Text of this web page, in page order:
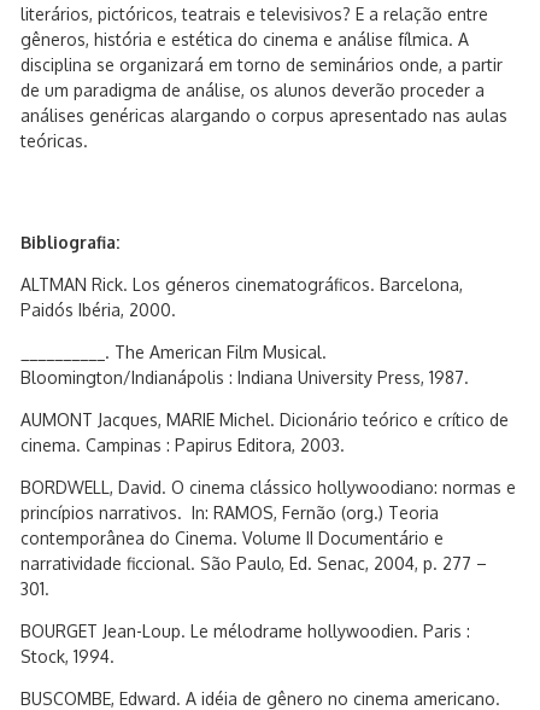
literários, pictóricos, teatrais e televisivos? E a relação entre
gêneros, história e estética do cinema e análise fílmica. A
disciplina se organizará em torno de seminários onde, a partir
de um paradigma de análise, os alunos deverão proceder a
análises genéricas alargando o corpus apresentado nas aulas
teóricas.
Bibliografia:
ALTMAN Rick. Los géneros cinematográficos. Barcelona,
Paidós Ibéria, 2000.
__________. The American Film Musical.
Bloomington/Indianápolis : Indiana University Press, 1987.
AUMONT Jacques, MARIE Michel. Dicionário teórico e crítico de
cinema. Campinas : Papirus Editora, 2003.
BORDWELL, David. O cinema clássico hollywoodiano: normas e
princípios narrativos. In: RAMOS, Fernão (org.) Teoria
contemporânea do Cinema. Volume II Documentário e
narratividade ficcional. São Paulo, Ed. Senac, 2004, p. 277 –
301.
BOURGET Jean-Loup. Le mélodrame hollywoodien. Paris :
Stock, 1994.
BUSCOMBE, Edward. A idéia de gênero no cinema americano.